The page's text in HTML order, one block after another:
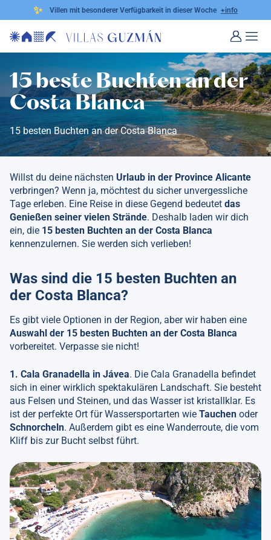
✨ Villen mit besonderer Verfügbarkeit in dieser Woche +info
15 beste Buchten an der
Costa Blanca
15 besten Buchten an der Costa Blanca
Willst du deine nächsten Urlaub in der Province Alicante
verbringen? Wenn ja, möchtest du sicher unvergessliche
Tage erleben. Eine Reise in diese Gegend bedeutet das
Genießen seiner vielen Strände. Deshalb laden wir dich
ein, die 15 besten Buchten an der Costa Blanca
kennenzulernen. Sie werden sich verlieben!
Was sind die 15 besten Buchten an
der Costa Blanca?
Es gibt viele Optionen in der Region, aber wir haben eine
Auswahl der 15 besten Buchten an der Costa Blanca
vorbereitet. Verpasse sie nicht!
1. Cala Granadella in Jávea. Die Cala Granadella befindet
sich in einer wirklich spektakulären Landschaft. Sie besteht
aus Felsen und Steinen, und das Wasser ist kristallklar. Es
ist der perfekte Ort für Wassersportarten wie Tauchen oder
Schnorcheln. Außerdem gibt es eine Wanderroute, die vom
Kliff bis zur Bucht selbst führt.